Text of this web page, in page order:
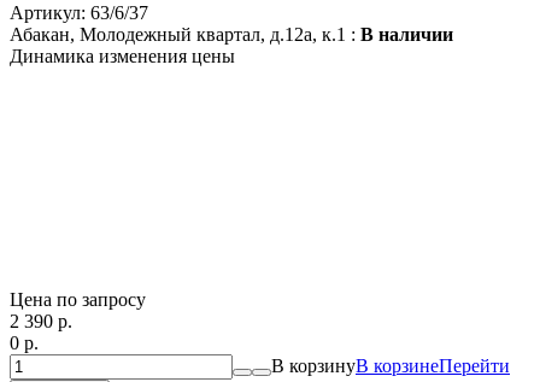
Артикул: 63/6/37
Абакан, Молодежный квартал, д.12а, к.1 : В наличии
Динамика изменения цены
Цена по запросу
2 390 p.
0 p.
В корзинуВ корзинеПерейти